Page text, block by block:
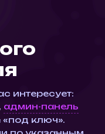
интересует:
, админ-панель
ключ».